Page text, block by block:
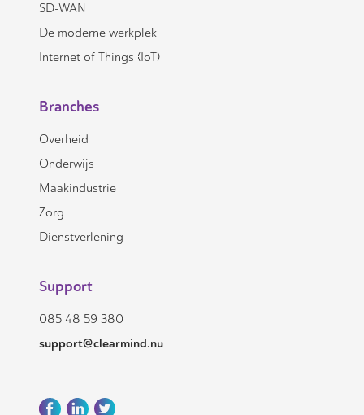
SD-WAN
De moderne werkplek
Internet of Things (IoT)
Branches
Overheid
Onderwijs
Maakindustrie
Zorg
Dienstverlening
Support
085 48 59 380
support@clearmind.nu